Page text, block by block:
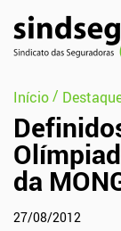
Pular Navegação (s)
Início/
da
27/08/2012